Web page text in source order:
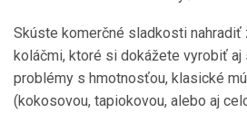
Skúste komerčné sladkosti nahradiť
koláčmi, ktoré si dokážete vyrobiť aj
problémy s hmotnosťou, klasické
(kokosovou, tapiokovou, alebo aj